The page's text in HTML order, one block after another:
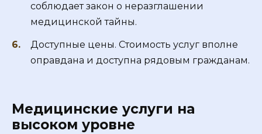
соблюдает закон о неразглашении
медицинской тайны.
Доступные цены. Стоимость услуг вполне
оправдана и доступна рядовым гражданам.
Медицинские услуги на
высоком уровне